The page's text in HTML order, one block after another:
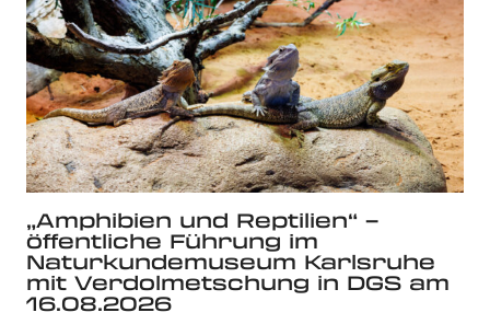
„Amphibien und Reptilien“ –
öffentliche Führung im
Naturkundemuseum Karlsruhe
mit Verdolmetschung in DGS am
16.08.2026